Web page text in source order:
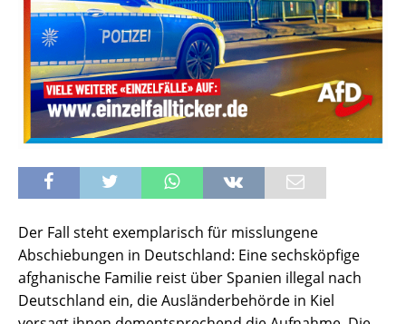
Der Fall steht exemplarisch für misslungene
Abschiebungen in Deutschland: Eine sechsköpfige
afghanische Familie reist über Spanien illegal nach
Deutschland ein, die Ausländerbehörde in Kiel